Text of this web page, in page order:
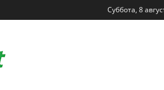
Суббота, 8